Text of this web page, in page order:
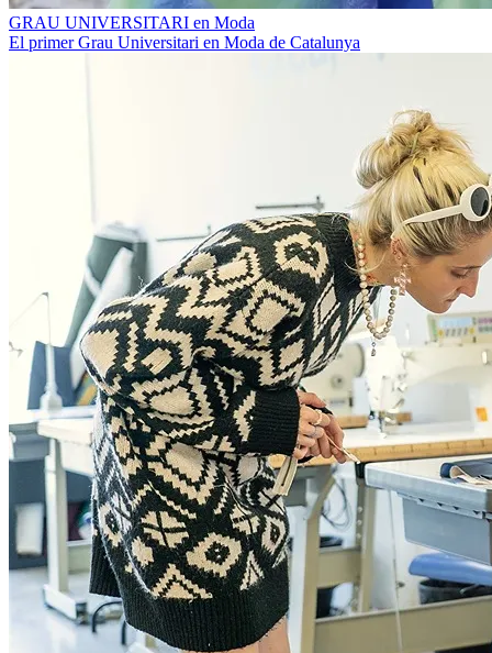
GRAU UNIVERSITARI en Moda
El primer Grau Universitari en Moda de Catalunya